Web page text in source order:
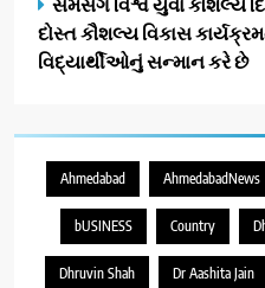
દોસ્ત કૌશલ્ય વિકાસ
વિદ્યાર્થીઓનું સન્માન કરે છે
Ahmedabad AhmedabadNews
bUSINESS Country
Dhruvin Shah Dr Aashita Jain